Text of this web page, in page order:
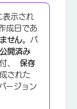
×
表示され
成日であ
せん。バ
公開済み
、 保存
された
ージョン